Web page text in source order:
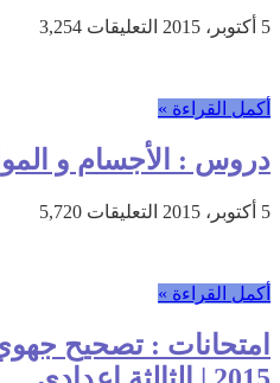
1
+
مغلقة
5 أكتوبر، 2015 التعليقات على
|
الثالثة
إعدادي
مغلقة
3,254
أكمل القراءة »
دروس : الأجسام و
5 أكتوبر، 2015 التعليقات على
|
الثالثة
5,720
أكمل القراءة »
امتحانات : تصحيح جهوي